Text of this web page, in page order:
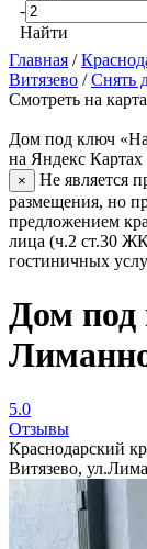
-
Найти
Главная /
Витязево /Снять
Смотреть на
Дом под ключ
на Яндекс Картах
×
Не является
размещения, но
предложением
лица (ч.2 ст.30
гостиничных
Дом
5.0
Отзывы
Краснодарский
Витязево,